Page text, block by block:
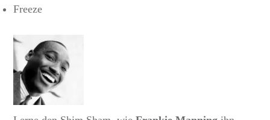
Freeze